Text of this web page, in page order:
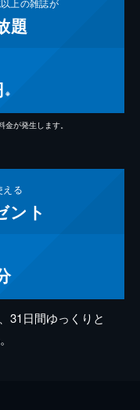
題
※
が発生します。
える
ント
31日間ゆっくりと